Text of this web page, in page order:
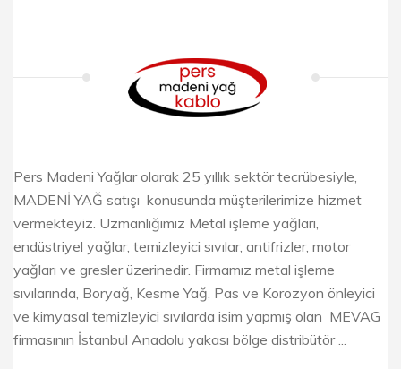
Pers Madeni Yağlar olarak 25 yıllık sektör tecrübesiyle,
MADENİ YAĞ satışı konusunda müşterilerimize hizmet
vermekteyiz. Uzmanlığımız Metal işleme yağları,
endüstriyel yağlar, temizleyici sıvılar, antifrizler, motor
yağları ve gresler üzerinedir. Firmamız metal işleme
sıvılarında, Boryağ, Kesme Yağ, Pas ve Korozyon önleyici
ve kimyasal temizleyici sıvılarda isim yapmış olan MEVAG
firmasının İstanbul Anadolu yakası bölge distribütör ...